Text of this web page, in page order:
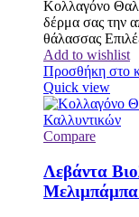
Κολλαγόνο
δέρμα σας την
θάλασσας
Add to wishlist
Προσθήκη στο
Quick view
Compare
Λεβάντα
Μελιμπάμπα